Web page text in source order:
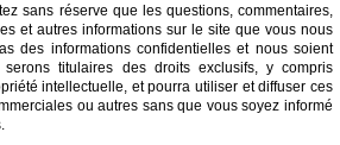
sans réserve que les questions, commentaires,
et autres informations sur le site que vous nous
des informations confidentielles et nous soient
serons titulaires des droits exclusifs, y compris
intellectuelle, et pourra utiliser et diffuser ces
ou autres sans que vous soyez informé